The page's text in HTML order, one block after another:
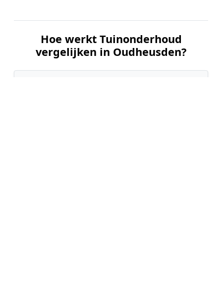
Hoe werkt Tuinonderhoud
vergelijken in Oudheusden?